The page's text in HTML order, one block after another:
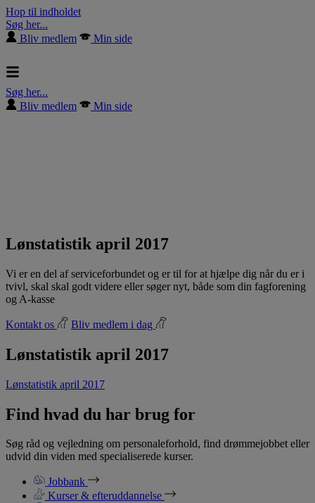
Hop til indholdet
Søg her...
Bliv medlem
Min side
Søg her...
Bliv medlem
Min side
Lønstatistik april 2017
Vi er en del af serviceforbundet og er til for at hjælpe dig når du er i
tvivl, skal skal godt videre eller søger nyt, både som din fagforening
og A-kasse
Kontakt os Bliv medlem i dag
Lønstatistik april 2017
Lønstatistik april 2017
Find hvad du har brug for
Søg råd og vejledning om personaleforhold, find drømmejobbet eller
udvid din viden med specialiserede kurser.
Jobbank
Kurser & efteruddannelse